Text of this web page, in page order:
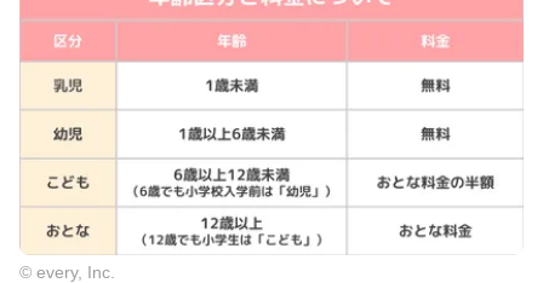
© every, Inc.